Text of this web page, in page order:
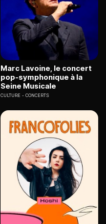
Marc Lavoine, le concert
pop-symphonique à la
Seine Musicale
CULTURE CONCERTS